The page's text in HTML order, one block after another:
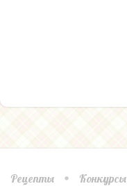
Рецепты Конкурсы